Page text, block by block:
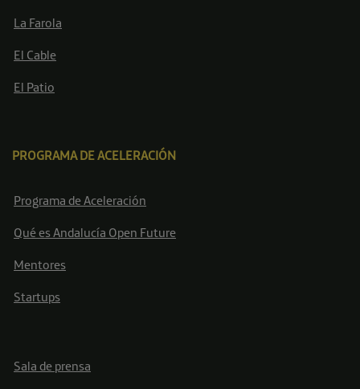
La Farola
El Cable
El Patio
PROGRAMA DE ACELERACIÓN
Programa de Aceleración
Qué es Andalucía Open Future
Mentores
Startups
Sala de prensa